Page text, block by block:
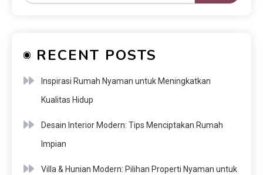
RECENT POSTS
Inspirasi Rumah Nyaman untuk Meningkatkan
Kualitas Hidup
Desain Interior Modern: Tips Menciptakan Rumah
Impian
Villa & Hunian Modern: Pilihan Properti Nyaman untuk